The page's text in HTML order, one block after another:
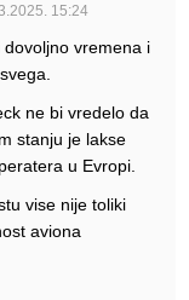
15:24
vremena i
ne bi vredelo da
stanju je lakse
u Evropi.
vise nije toliki
aviona